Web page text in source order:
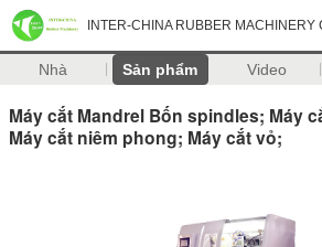
INTER-CHINA RUBBER MACHINERY
Nhà Sản phẩm Video
Máy cắt Mandrel Bốn spindles; Máy
Máy cắt niêm phong; Máy cắt vỏ;